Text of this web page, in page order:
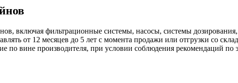
включая фильтрационные системы, насосы, системы
от 12 месяцев до 5 лет с момента продажи или отгрузки со
по вине производителя, при условии соблюдения рекомендаций